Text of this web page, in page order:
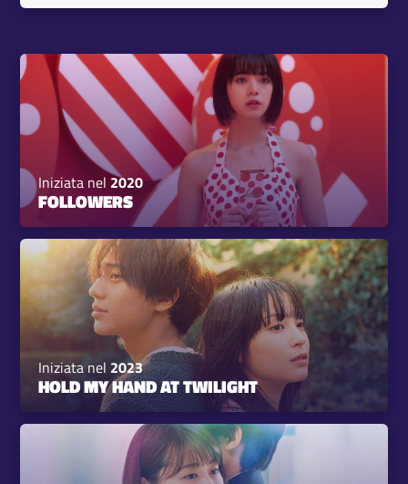
Iniziata nel 2020
FOLLOWERS
Iniziata nel 2023
HOLD MY HAND AT TWILIGHT